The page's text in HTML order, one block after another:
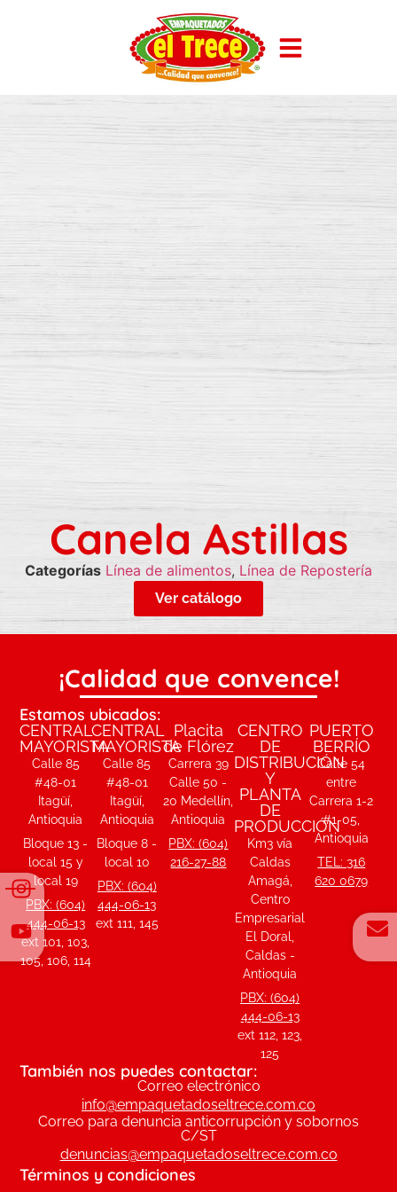
Canela Astillas
Categorías Línea de alimentos, Línea de Repostería
Ver catálogo
¡Calidad que convence!
Estamos ubicados:
CENTRAL
MAYORISTA
Calle 85
#48-01
Itagüí,
Antioquia
Bloque 13 -
local 15 y
local 19
PBX: (604)
444-06-13
ext 101, 103,
105, 106, 114
CENTRAL
MAYORISTA
Calle 85
#48-01
Itagüí,
Antioquia
Bloque 8 -
local 10
PBX: (604)
444-06-13
ext 111, 145
Placita
de Flórez
Carrera 39
Calle 50 -
20 Medellín,
Antioquia
PBX: (604)
216-27-88
CENTRO
DE
DISTRIBUCIÓN
Y
PLANTA
DE
PRODUCCIÓN
Km3 vía
Caldas
Amagá,
Centro
Empresarial
El Doral,
Caldas -
Antioquia
PBX: (604)
444-06-13
ext 112, 123,
125
PUERTO
BERRÍO
Calle 54
entre
Carrera 1-2
#1-05,
Antioquia
TEL: 316
620 0679
También nos puedes contactar:
Correo electrónico
info@empaquetadoseltrece.com.co
Correo para denuncia anticorrupción y sobornos
C/ST
denuncias@empaquetadoseltrece.com.co
Términos y condiciones